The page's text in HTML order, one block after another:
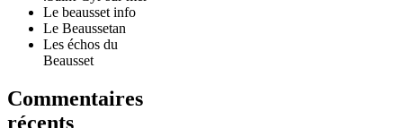
Le beausset info
Le Beaussetan
Les échos du
Beausset
Commentaires
récents